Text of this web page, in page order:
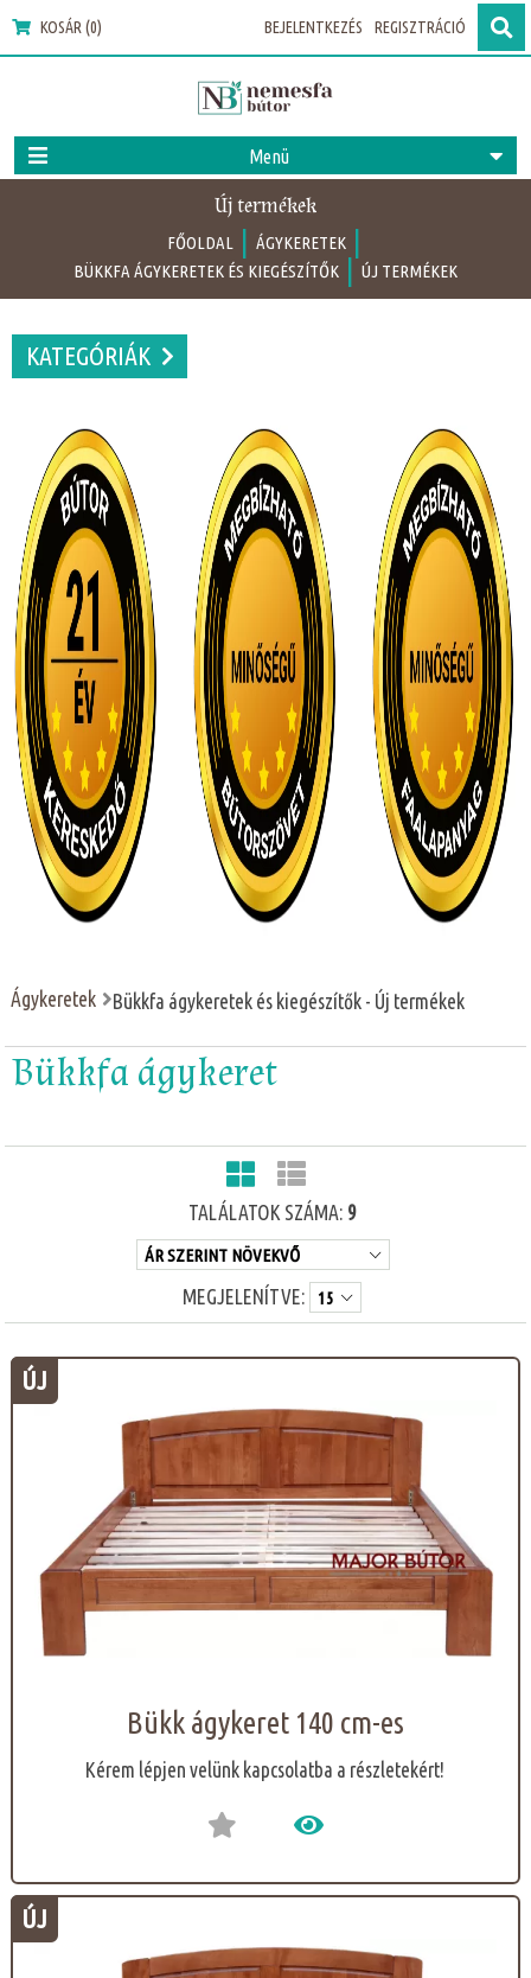
KOSÁR (0) BEJELENTKEZÉS REGISZTRÁCIÓ
Menü
Új termékek
FŐOLDAL ÁGYKERETEK
BÜKKFA ÁGYKERETEK ÉS KIEGÉSZÍTŐK ÚJ TERMÉKEK
KATEGÓRIÁK
Ágykeretek Bükkfa ágykeretek és kiegészítők - Új termékek
Bükkfa ágykeret
TALÁLATOK SZÁMA: 9
MEGJELENÍTVE:
ÚJ
Bükk ágykeret 140 cm-es
Kérem lépjen velünk kapcsolatba a részletekért!
ÚJ